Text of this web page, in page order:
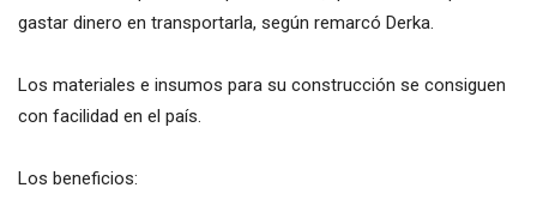
gastar dinero en transportarla, según remarcó Derka.
Los materiales e insumos para su construcción se consiguen
con facilidad en el país.
Los beneficios: